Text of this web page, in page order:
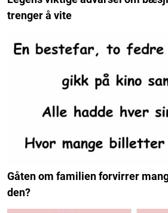
trenger å vite
Gåten om familien forvirrer
den?